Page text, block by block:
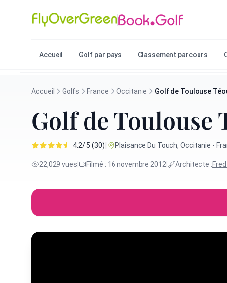
Accueil Golf par pays Classement parcours
Accueil Golfs France Occitanie Golf de Toulouse
Golf de Toulouse
4.2/ 5 (30)| Plaisance Du Touch, Occitanie -
22,029 vues Filmé : 16 novembre 2012 Architecte :